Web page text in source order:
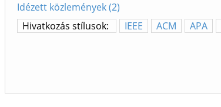
Idézett közlemények (2)
Hivatkozás stílusok:
IEEE ACM APA